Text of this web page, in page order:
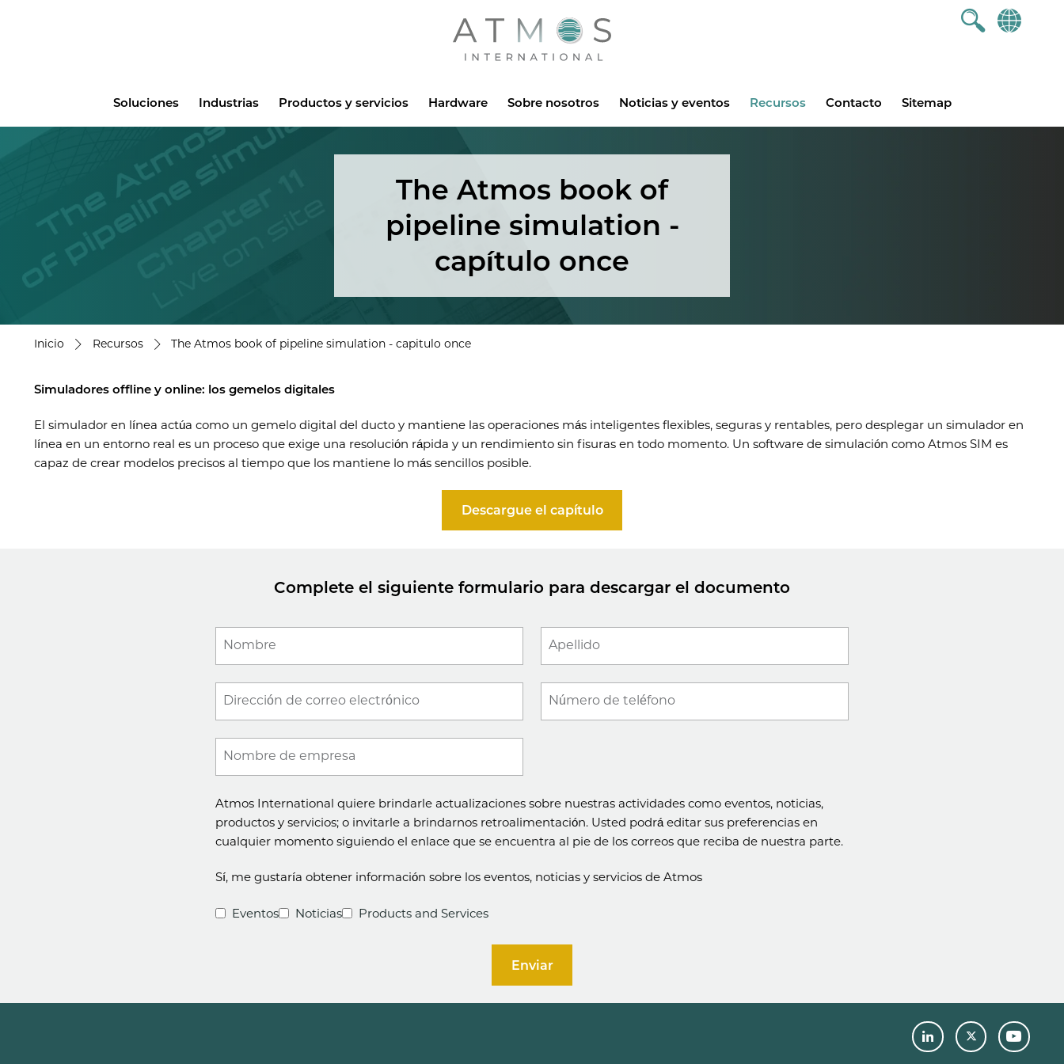
Atmos
Soluciones Industrias Productos y servicios Hardware Sobre nosotros Noticias y eventos Recursos Contacto Sitemap
The Atmos book of
pipeline simulation -
capítulo once
Inicio Recursos The Atmos book of pipeline simulation - capitulo once
Simuladores offline y online: los gemelos digitales
El simulador en línea actúa como un gemelo digital del ducto y mantiene las operaciones más inteligentes flexibles, seguras y rentables, pero desplegar un simulador en
línea en un entorno real es un proceso que exige una resolución rápida y un rendimiento sin fisuras en todo momento. Un software de simulación como Atmos SIM es
capaz de crear modelos precisos al tiempo que los mantiene lo más sencillos posible.
Descargue el capítulo
Complete el siguiente formulario para descargar el documento
Nombre Apellido
Dirección de correo electrónico Número de teléfono
Nombre de empresa
Atmos International quiere brindarle actualizaciones sobre nuestras actividades como eventos, noticias,
productos y servicios; o invitarle a brindarnos retroalimentación. Usted podrá editar sus preferencias en
cualquier momento siguiendo el enlace que se encuentra al pie de los correos que reciba de nuestra parte.
Sí, me gustaría obtener información sobre los eventos, noticias y servicios de Atmos
Eventos Noticias Products and Services
Enviar